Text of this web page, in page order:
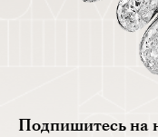
Подпишитесь на